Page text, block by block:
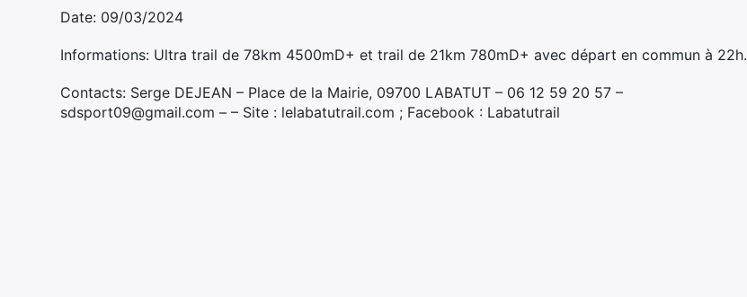
Date: 09/03/2024
Informations: Ultra trail de 78km 4500mD+ et trail de 21km 780mD+ avec départ en commun à 22h.
Contacts: Serge DEJEAN – Place de la Mairie, 09700 LABATUT – 06 12 59 20 57 –
sdsport09@gmail.com – – Site : lelabatutrail.com ; Facebook : Labatutrail